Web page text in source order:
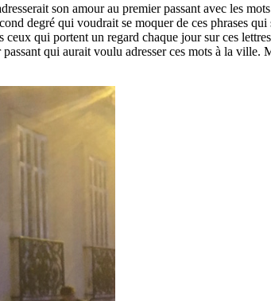
son amour au premier passant avec les
degré qui voudrait se moquer de ces phrases
ceux qui portent un regard chaque jour sur ces
qui aurait voulu adresser ces mots à la